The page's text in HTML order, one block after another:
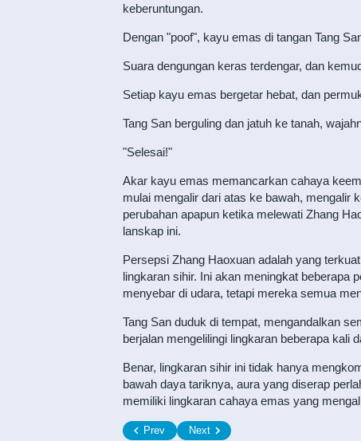
keberuntungan.
Dengan "poof", kayu emas di tangan Tang
Suara dengungan keras terdengar, dan
Setiap kayu emas bergetar hebat, dan
Tang San berguling dan jatuh ke tanah,
"Selesai!"
Akar kayu emas memancarkan cahaya
mulai mengalir dari atas ke bawah, mengalir
perubahan apapun ketika melewati Zhang
lanskap ini.
Persepsi Zhang Haoxuan adalah yang
lingkaran sihir. Ini akan meningkat beberapa
menyebar di udara, tetapi mereka semua
Tang San duduk di tempat, mengandalkan
berjalan mengelilingi lingkaran beberapa kali
Benar, lingkaran sihir ini tidak hanya
bawah daya tariknya, aura yang diserap
memiliki lingkaran cahaya emas yang
Prev Next